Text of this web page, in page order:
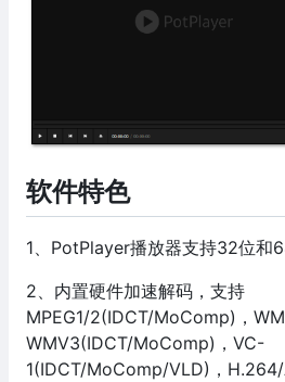
软件特色
1、PotPlayer播放器支持32位和
2、内置硬件加速解码，支持
MPEG1/2(IDCT/MoComp)，
WMV3(IDCT/MoComp)，VC-
1(IDCT/MoComp/VLD)，H.264/